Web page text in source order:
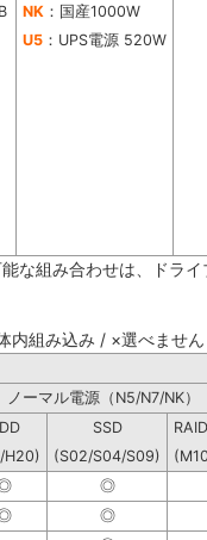
NK ：国産1000W
U5 ：UPS電源 520W
な組み合わせは、ドラ
内組み込み / ×選べません
ノーマル電源（N5/
SSD
H20) (S02/S04/S09)
◎
◎